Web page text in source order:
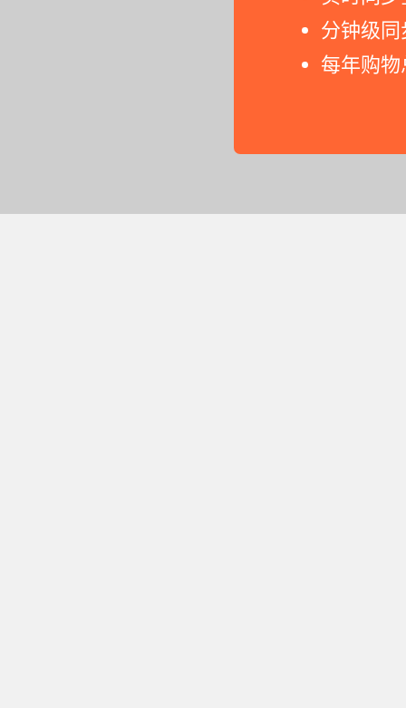
分钟级
每年购